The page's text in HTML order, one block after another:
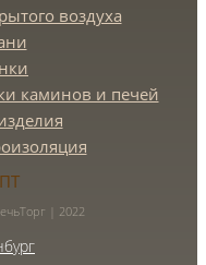
воздуха
каминов и печей
| 2022